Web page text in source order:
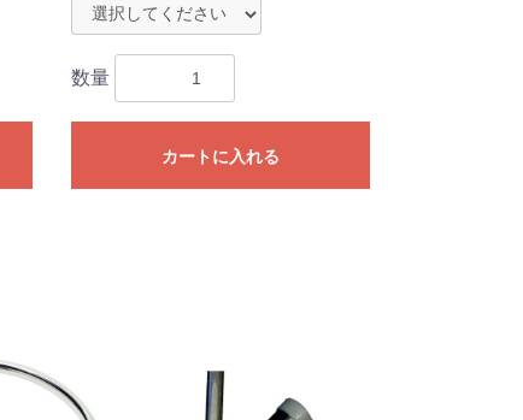
数量
カートに入れる